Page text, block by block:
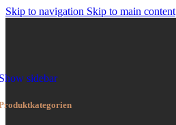
Skip to navigation Skip to main content
sidebar